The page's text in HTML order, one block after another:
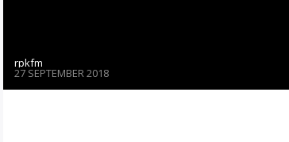
rpkfm
27 SEPTEMBER 2018